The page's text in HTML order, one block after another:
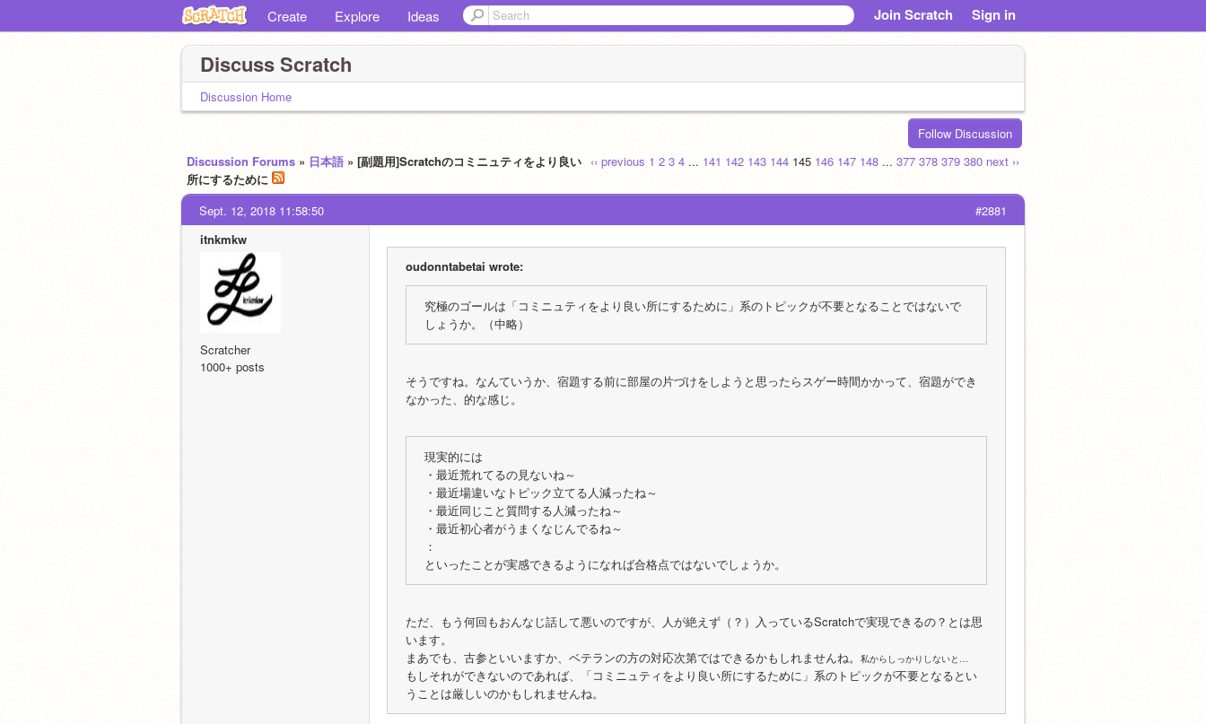
Create Explore Ideas Join Scratch Sign in
Discuss Scratch
Discussion Home
Follow Discussion
‹‹ previous 1 2 3 4 ... 141 142 143 144 145 146 147 148 ... 377 378 379 380 next ››
Discussion Forums » 日本語 » [副題用]Scratchのコミニュティをより良い
所にするために
#2881
Sept. 12, 2018 11:58:50
itnkmkw
Scratcher
1000+ posts
oudonntabetai wrote:
究極のゴールは「コミニュティをより良い所にするために」系のトピックが不要となることではないで
しょうか。（中略）
そうですね。なんていうか、宿題する前に部屋の片づけをしようと思ったらスゲー時間かかって、宿題ができ
なかった、的な感じ。
現実的には
・最近荒れてるの見ないね～
・最近場違いなトピック立てる人減ったね～
・最近同じこと質問する人減ったね～
・最近初心者がうまくなじんでるね～
：
といったことが実感できるようになれば合格点ではないでしょうか。
ただ、もう何回もおんなじ話して悪いのですが、人が絶えず（？）入っているScratchで実現できるの？とは思
います。
まあでも、古参といいますか、ベテランの方の対応次第ではできるかもしれませんね。
私からしっかりしないと…
もしそれができないのであれば、「コミニュティをより良い所にするために」系のトピックが不要となるとい
うことは厳しいのかもしれませんね。